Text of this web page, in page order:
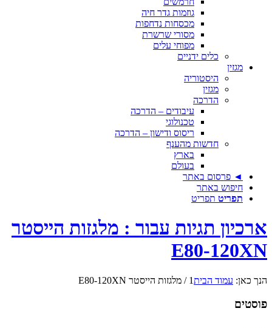
גוזמות גדר חיה
מכסחות נדחפות
מסורי שרשרת
מפוחי עלים
כלים ידניים
מגזין
היסטוריה
מגזין
הדרכה
עיבודים – הדרכה
טכנולוגי
ריסוס ודישון – הדרכה
חדשות מהענף
בארץ
בעולם
◄ פרסום באתר
חיפוש באתר
תפריט תפריט
ארכיון תגיות עבור : מלגזות הייסטר
E80-120XN
הנך כאן: עמוד הבית1
/ מלגזות הייסטר E80-120XN
פוסטים